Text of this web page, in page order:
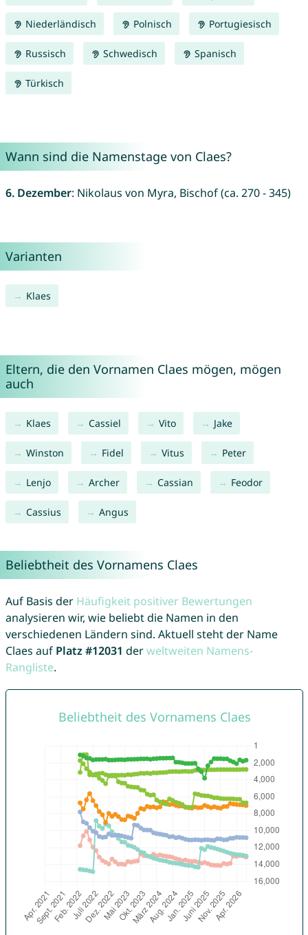
Niederländisch Polnisch Portugiesisch
Russisch Schwedisch Spanisch
Türkisch
Wann sind die Namenstage von Claes?
6. Dezember: Nikolaus von Myra, Bischof (ca. 270 - 345)
Varianten
Klaes
Eltern, die den Vornamen Claes mögen, mögen
auch
Klaes Cassiel Vito Jake
Winston Fidel Vitus Peter
Lenjo Archer Cassian Feodor
Cassius Angus
Beliebtheit des Vornamens Claes
Auf Basis der Häufigkeit positiver Bewertungen
analysieren wir, wie beliebt die Namen in den
verschiedenen Ländern sind. Aktuell steht der Name
Claes auf Platz #12031 derweltweiten Namens-
Rangliste.